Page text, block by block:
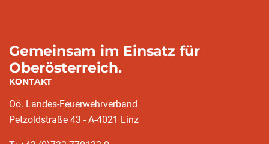
Gemeinsam im Einsatz für
Oberösterreich.
KONTAKT
Oö. Landes-Feuerwehrverband
Petzoldstraße 43 - A-4021 Linz